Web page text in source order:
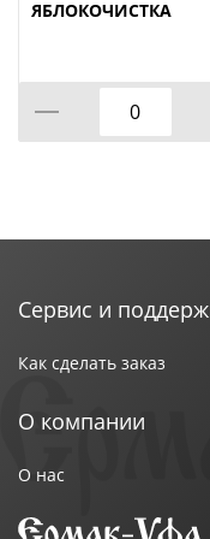
Технические
Тип товара :
Бренд : SATOSHI
ЯБЛОКОЧИСТКА
Сервис и
Как сделать заказ
О компании
О нас